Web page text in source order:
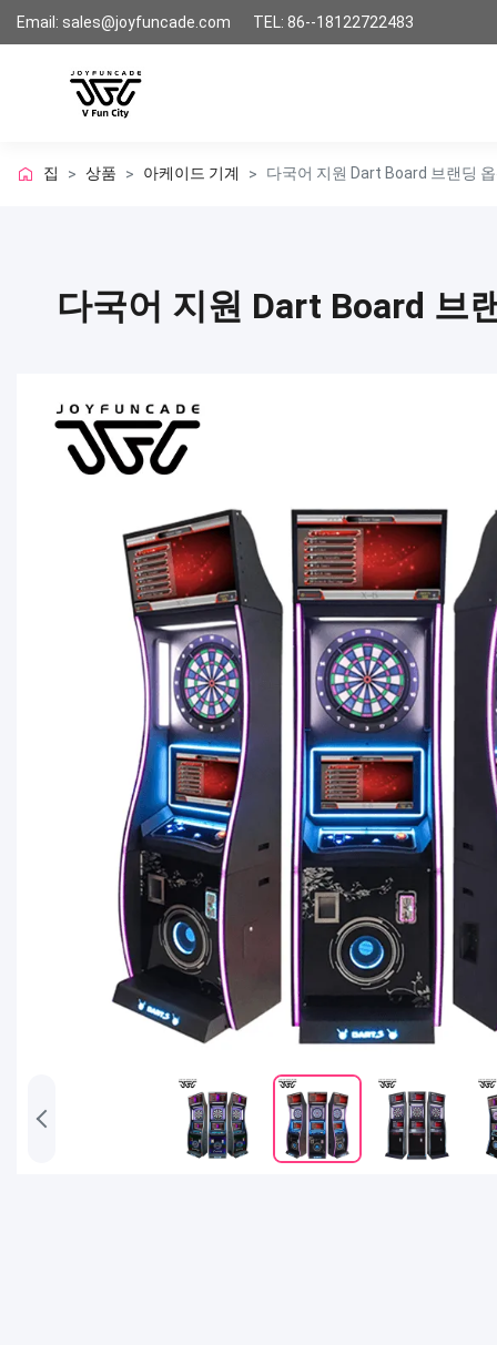
Email: sales@joyfuncade.com TEL: 86--18122722483
집 > 상품 > 아케이드 기계 > 다국어 지원 Dart Board 브랜딩
다국어 지원 Dart Board 브